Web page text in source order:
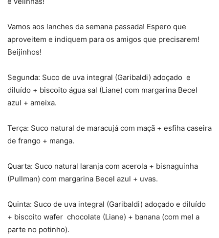
Vamos aos lanches da semana passada! Espero que
aproveitem e indiquem para os amigos que precisarem!
Beijinhos!
Segunda: Suco de uva integral (Garibaldi) adoçado e
diluído + biscoito água sal (Liane) com margarina Becel
azul + ameixa.
Terça: Suco natural de maracujá com maçã + esfiha caseira
de frango + manga.
Quarta: Suco natural laranja com acerola + bisnaguinha
(Pullman) com margarina Becel azul + uvas.
Quinta: Suco de uva integral (Garibaldi) adoçado e diluído
+ biscoito wafer chocolate (Liane) + banana (com mel a
parte no potinho).